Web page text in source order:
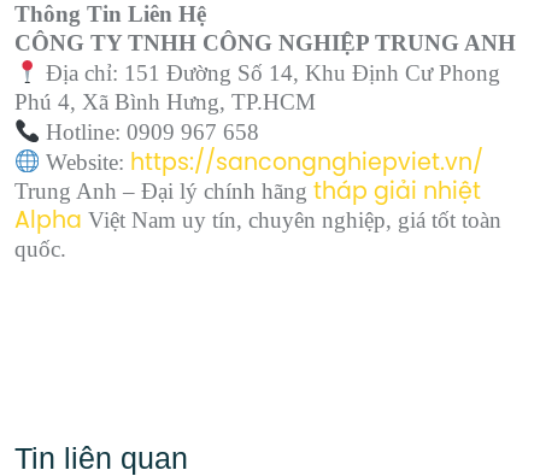
Thông Tin Liên Hệ
CÔNG TY TNHH CÔNG NGHIỆP TRUNG ANH
Địa chỉ: 151 Đường Số 14, Khu Định Cư Phong
Phú 4, Xã Bình Hưng, TP.HCM
Hotline: 0909 967 658
Website: https://sancongnghiepviet.vn/
Trung Anh – Đại lý chính hãng tháp giải nhiệt
Alpha Việt Nam uy tín, chuyên nghiệp, giá tốt toàn
quốc.
Tin liên quan